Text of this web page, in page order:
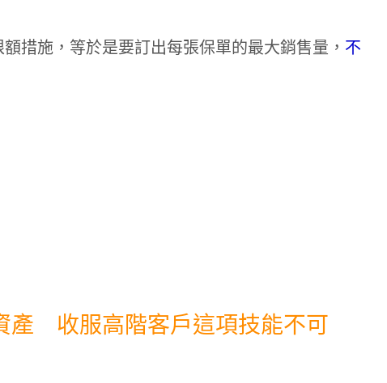
措施，等於是要訂出每張保單的最大銷售量， 不
產 收服高階客戶這項技能不可